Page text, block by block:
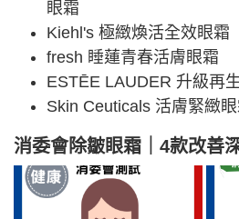
眼霜
Kiehl's 極緻煥活全效眼霜
fresh 睡蓮青春活膚眼霜
ESTĒE LAUDER 升級再
Skin Ceuticals 活膚緊緻
消委會除皺眼霜｜4款改善